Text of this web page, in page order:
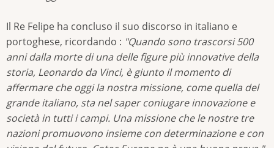
Il Re Felipe ha concluso il suo discorso in italiano e
portoghese, ricordando : "Quando sono trascorsi 500
anni dalla morte di una delle figure più innovative della
storia, Leonardo da Vinci, è giunto il momento di
affermare che oggi la nostra missione, come quella del
grande italiano, sta nel saper coniugare innovazione e
società in tutti i campi. Una missione che le nostre tre
nazioni promuovono insieme con determinazione e con